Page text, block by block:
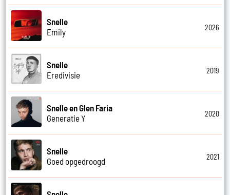
Snelle
Emily
2026
Snelle
Eredivisie
2019
Snelle en Glen Faria
Generatie Y
2020
Snelle
Goed opgedroogd
2021